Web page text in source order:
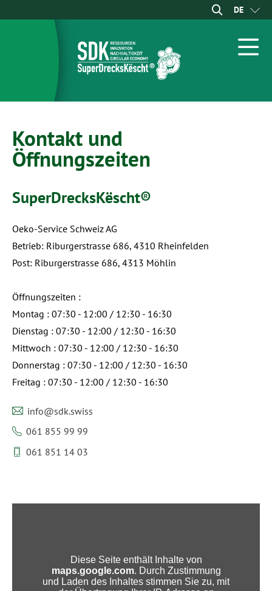
DE
EN
Kontakt und
Öffnungszeiten
SuperDrecksKëscht®
Oeko-Service Schweiz AG
Betrieb: Riburgerstrasse 686, 4310 Rheinfelden
Post: Riburgerstrasse 686, 4313 Möhlin
Öffnungszeiten :
Montag : 07:30 - 12:00 / 12:30 - 16:30
Dienstag : 07:30 - 12:00 / 12:30 - 16:30
Mittwoch : 07:30 - 12:00 / 12:30 - 16:30
Donnerstag : 07:30 - 12:00 / 12:30 - 16:30
Freitag : 07:30 - 12:00 / 12:30 - 16:30
info@sdk.swiss
061 855 99 99
061 851 14 03